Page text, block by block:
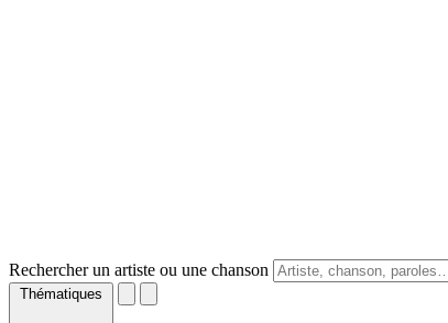
Rechercher un artiste ou une chanson
Thématiques